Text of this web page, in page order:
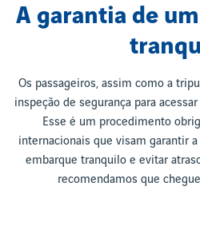
A garantia de
Os passageiros, assim como a
inspeção de segurança para
Esse é um procedimento
internacionais que visam garantir
embarque tranquilo e evitar
recomendamos que